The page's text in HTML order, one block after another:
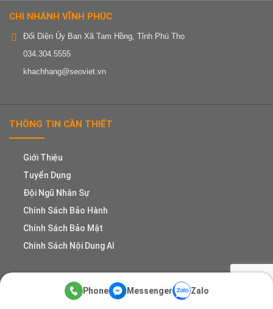
CHI NHÁNH VĨNH PHÚC
Đối Diện Ủy Ban Xã Tam Hồng, Tỉnh Phú Thọ
034.304.5555
khachhang@seoviet.vn
THÔNG TIN CẦN THIẾT
Giới Thiệu
Tuyển Dụng
Đội Ngũ Nhân Sự
Chính Sách Bảo Hành
Chính Sách Bảo Mật
Chính Sách Nội Dung AI
DỊCH VỤ CỦA SEO VIỆT
Phone Messenger Zalo